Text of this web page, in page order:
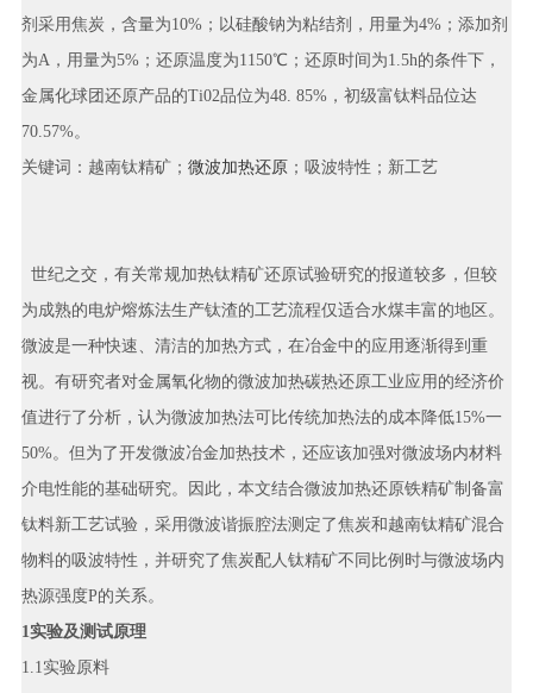
剂采用焦炭，含量为10%；以硅酸钠为粘结剂，用量为4%；添加剂
为A，用量为5%；还原温度为1150℃；还原时间为1.5h的条件下，
金属化球团还原产品的Ti02品位为48. 85%，初级富钛料品位达
70.57%。
关键词：越南钛精矿； 微波加热还原 ；吸波特性；新工艺
世纪之交，有关常规加热钛精矿还原试验研究的报道较多，但较
为成熟的电炉熔炼法生产钛渣的工艺流程仅适合水煤丰富的地区。
微波是一种快速、清洁的加热方式，在冶金中的应用逐渐得到重
视。有研究者对金属氧化物的微波加热碳热还原工业应用的经济价
值进行了分析，认为微波加热法可比传统加热法的成本降低15%一
50%。但为了开发微波冶金加热技术，还应该加强对微波场内材料
介电性能的基础研究。因此，本文结合微波加热还原铁精矿制备富
钛料新工艺试验，采用微波谐振腔法测定了焦炭和越南钛精矿混合
物料的吸波特性，并研究了焦炭配人钛精矿不同比例时与微波场内
热源强度P的关系。
1实验及测试原理
1.1实验原料